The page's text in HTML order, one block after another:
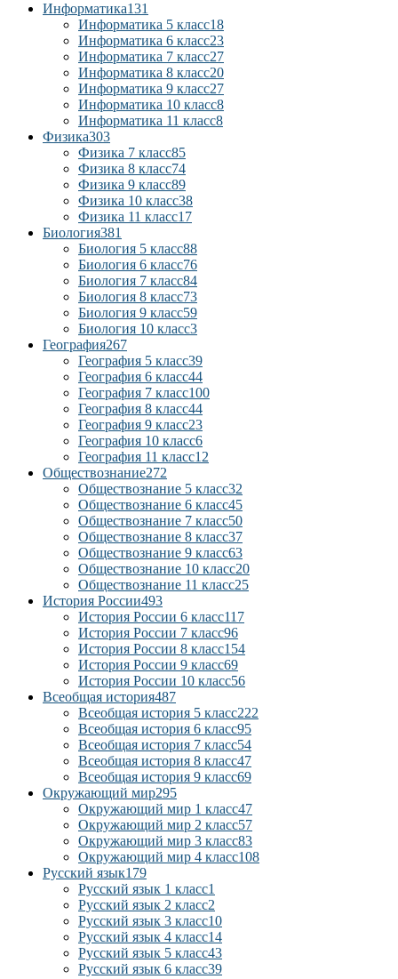
Информатика131
Информатика 5 класс18
Информатика 6 класс23
Информатика 7 класс27
Информатика 8 класс20
Информатика 9 класс27
Информатика 10 класс8
Информатика 11 класс8
Физика303
Физика 7 класс85
Физика 8 класс74
Физика 9 класс89
Физика 10 класс38
Физика 11 класс17
Биология381
Биология 5 класс88
Биология 6 класс76
Биология 7 класс84
Биология 8 класс73
Биология 9 класс59
Биология 10 класс3
География267
География 5 класс39
География 6 класс44
География 7 класс100
География 8 класс44
География 9 класс23
География 10 класс6
География 11 класс12
Обществознание272
Обществознание 5 класс32
Обществознание 6 класс45
Обществознание 7 класс50
Обществознание 8 класс37
Обществознание 9 класс63
Обществознание 10 класс20
Обществознание 11 класс25
История России493
История России 6 класс117
История России 7 класс96
История России 8 класс154
История России 9 класс69
История России 10 класс56
Всеобщая история487
Всеобщая история 5 класс222
Всеобщая история 6 класс95
Всеобщая история 7 класс54
Всеобщая история 8 класс47
Всеобщая история 9 класс69
Окружающий мир295
Окружающий мир 1 класс47
Окружающий мир 2 класс57
Окружающий мир 3 класс83
Окружающий мир 4 класс108
Русский язык179
Русский язык 1 класс1
Русский язык 2 класс2
Русский язык 3 класс10
Русский язык 4 класс14
Русский язык 5 класс43
Русский язык 6 класс39